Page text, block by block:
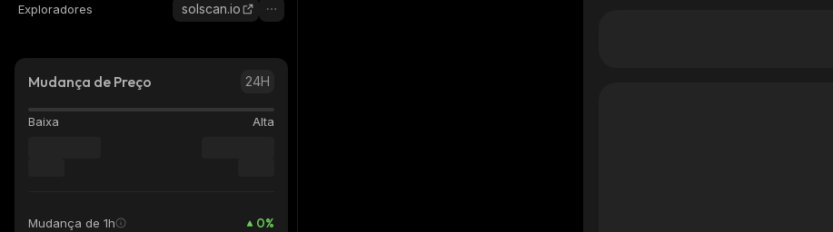
Exploradores solscan.io
Mudança de Preço 24H
Baixa Alta
Mudança de 1h 0%